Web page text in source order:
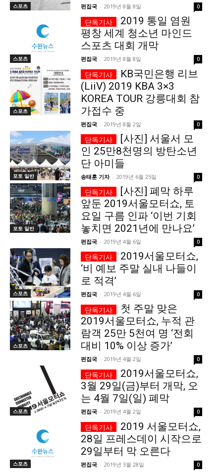
모든 세대의 시선이 머무는 곳, 수완뉴스
스포츠 편집국 - 2019년 8월 8일 0
스포츠
2019 통일 염원
평창 세계 청소년 마인드
스포츠 대회 개막
편집국 - 2019년 8월 8일 0
스포츠
KB국민은행 리브
(LiiV) 2019 KBA 3×3
KOREA TOUR 강릉대회 참
가접수 중
편집국 - 2019년 8월 2일 0
포토 일반
[사진] 서울서 모
인 25만8천명의 방탄소년
단 아미들
송태훈 기자 - 2019년 6월 25일 0
포토 일반
[사진] 폐막 하루
앞둔 2019서울모터쇼, 토
요일 구름 인파 ‘이번 기회
놓치면 2021년에 만나요’
편집국 - 2019년 4월 6일 0
스포츠
2019서울모터쇼,
‘비 예보 주말 실내 나들이
로 적격’
편집국 - 2019년 4월 6일 0
스포츠
첫 주말 맞은
2019서울모터쇼, 누적 관
람객 25만 5천여 명 ‘전회
대비 10% 이상 증가’
편집국 - 2019년 4월 2일 0
스포츠
2019서울모터쇼,
3월 29일(금)부터 개막, 오
는 4월 7일(일) 폐막
편집국 - 2019년 4월 2일 0
스포츠
2019 서울모터쇼,
28일 프레스데이 시작으로
29일부터 막 오른다
편집국 - 2019년 3월 28일 0